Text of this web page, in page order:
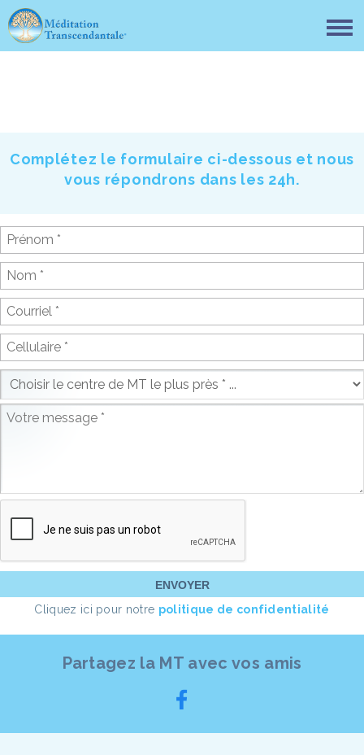
Complétez le formulaire ci-dessous et nous
vous répondrons dans les 24h.
Cliquez ici pour notre politique de confidentialité
Partagez la MT avec vos amis